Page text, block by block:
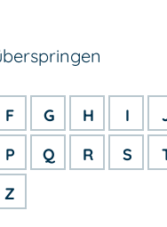
F G H I
P Q R S
Z